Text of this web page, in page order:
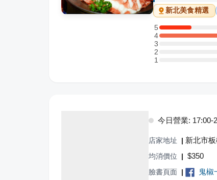
新北美食精選
5
5 星：2 則評論
4
4 星：10 則評論
3
3 星：0 則評論
2
2 星：0 則評論
11 星：0 則評論
今日營業: 17:00-
店家地址 | 新北市
均消價位 | $350
臉書頁面 | 鬼椒